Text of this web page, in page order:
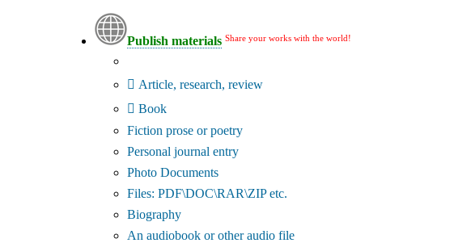
Publish materials Share your works with the world!
Article, research, review
Book
Fiction prose or poetry
Personal journal entry
Photo Documents
Files: PDF\DOC\RAR\ZIP etc.
Biography
An audiobook or other audio file